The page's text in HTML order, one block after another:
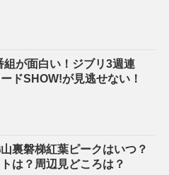
組が面白い！ジブリ3週連
ドSHOW!が見逃せない！
裏磐梯紅葉ピークはいつ？
は？周辺見どころは？